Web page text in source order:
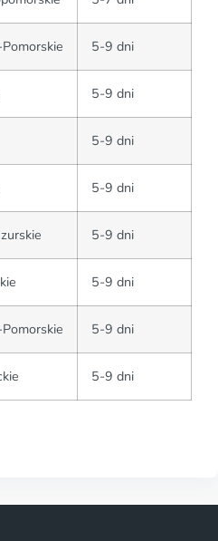
5-9 dni
5-9 dni
5-9 dni
5-9 dni
5-9 dni
5-9 dni
5-9 dni
5-9 dni